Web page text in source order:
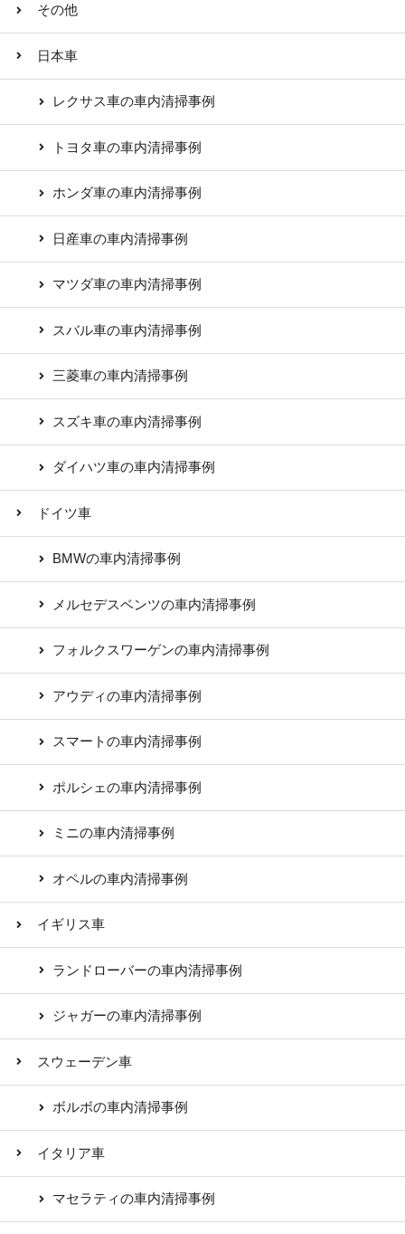
その他
日本車
レクサス車の車内清掃事例
トヨタ車の車内清掃事例
ホンダ車の車内清掃事例
日産車の車内清掃事例
マツダ車の車内清掃事例
スバル車の車内清掃事例
三菱車の車内清掃事例
スズキ車の車内清掃事例
ダイハツ車の車内清掃事例
ドイツ車
BMWの車内清掃事例
メルセデスベンツの車内清掃事例
フォルクスワーゲンの車内清掃事例
アウディの車内清掃事例
スマートの車内清掃事例
ポルシェの車内清掃事例
ミニの車内清掃事例
オペルの車内清掃事例
イギリス車
ランドローバーの車内清掃事例
ジャガーの車内清掃事例
スウェーデン車
ボルボの車内清掃事例
イタリア車
マセラティの車内清掃事例